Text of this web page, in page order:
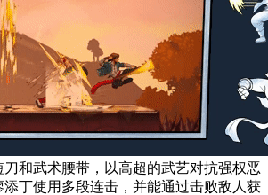
刀和武术腰带，以高超的武艺对抗强权恶
丁使用多段连击，并能通过击败敌人获